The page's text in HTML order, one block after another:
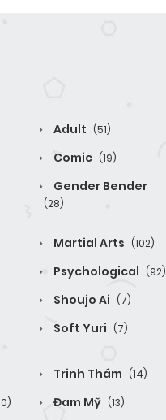
Adult (51)
Comic (19)
Gender Bender
(28)
Martial Arts (102)
Psychological (92)
Shoujo Ai (7)
Soft Yuri (7)
Trinh Thám (14)
Đam Mỹ (13)